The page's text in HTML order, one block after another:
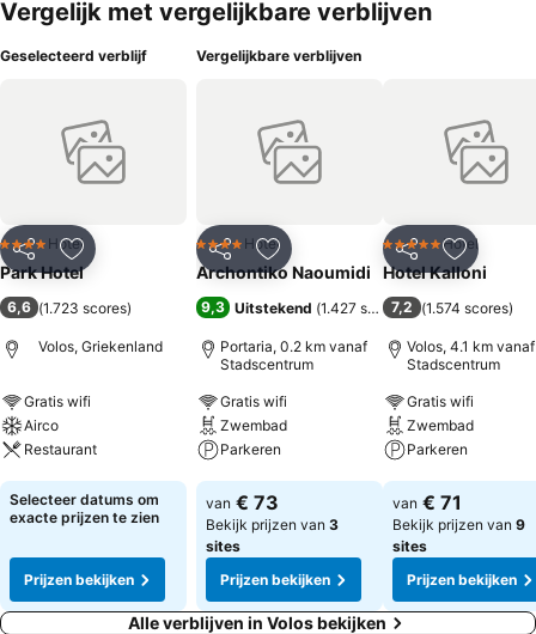
Vergelijk met vergelijkbare verblijven
Geselecteerd verblijf
Delen Toevoegen aan favorieten
4 SterrenHotel
Park Hotel
6,6 (1.723 scores)
Volos, Griekenland
Gratis wifi
Airco
Restaurant
Prijzen bekijken
Selecteer datums om
exacte prijzen te zien
Prijzen bekijken
Vergelijkbare verblijven
Delen Toevoegen aan favorieten
4 SterrenHotel
Archontiko Naoumidi
9,3 Uitstekend (1.427 scores)
Portaria, 0.2 km vanaf
Stadscentrum
Gratis wifi
Zwembad
Parkeren
Prijzen bekijken
van € 73
Bekijk prijzen van 3
sites
Prijzen bekijken
Delen
5 Sterren Hotel
Hotel Kalloni
7,2 (1.574 scores)
Volos, 4.1 km vanaf
Stadscentrum
Gratis wifi
Zwembad
Parkeren
Prijzen bekijken
van € 71
Bekijk prijzen van 9
sites
Prijzen bekijken
Alle verblijven in Volos bekijken